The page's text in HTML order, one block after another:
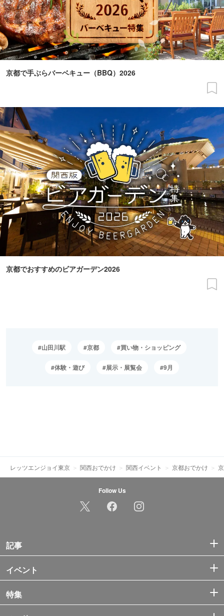
京都で手ぶらバーベキュー（BBQ）2026
京都でおすすめのビアガーデン2026
山田川駅 京都 買い物・ショッピング
体験・遊び 展示・展覧会 9月
レッツエンジョイ東京 関西おでかけ 関西イベント 京都おでかけ
Follow Us
記事
イベント
特集